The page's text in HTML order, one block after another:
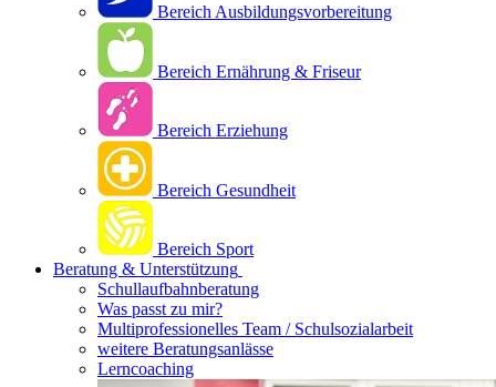
Bereich Ausbildungsvorbereitung
Bereich Ernährung & Friseur
Bereich Erziehung
Bereich Gesundheit
Bereich Sport
Beratung & Unterstützung
Schullaufbahnberatung
Was passt zu mir?
Multipro­fessionelles Team / Schulsozialarbeit
weitere Beratungsanlässe
Lerncoaching